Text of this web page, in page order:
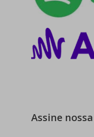
Assine